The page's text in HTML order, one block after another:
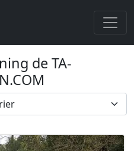
de TA-